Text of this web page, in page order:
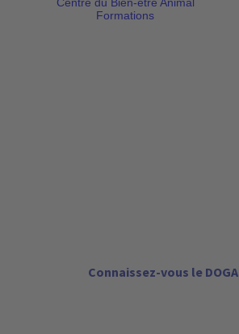
Formations
Connaissez-vous le DOGA